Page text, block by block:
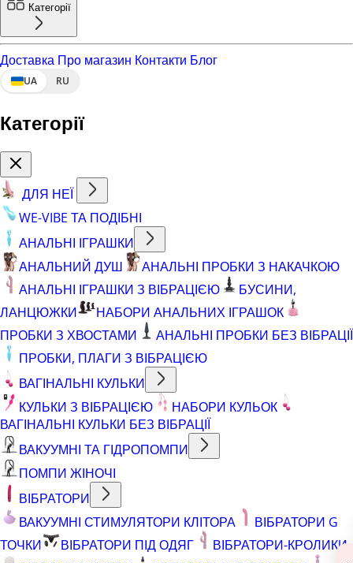
Категорії
Доставка Про магазин Контакти Блог
UA RU
Категорії
ДЛЯ НЕЇ
WE-VIBE ТА ПОДІБНІ
АНАЛЬНІ ІГРАШКИ
АНАЛЬНИЙ ДУШ
АНАЛЬНІ ПРОБКИ З НАКАЧКОЮ
АНАЛЬНІ ІГРАШКИ З ВІБРАЦІЄЮ
БУСИНИ,
ЛАНЦЮЖКИ
НАБОРИ АНАЛЬНИХ ІГРАШОК
ПРОБКИ З ХВОСТАМИ
АНАЛЬНІ ПРОБКИ БЕЗ ВІБРАЦІЇ
ПРОБКИ, ПЛАГИ З ВІБРАЦІЄЮ
ВАГІНАЛЬНІ КУЛЬКИ
КУЛЬКИ З ВІБРАЦІЄЮ
НАБОРИ КУЛЬОК
ВАГІНАЛЬНІ КУЛЬКИ БЕЗ ВІБРАЦІЇ
ВАКУУМНІ ТА ГІДРОПОМПИ
ПОМПИ ЖІНОЧІ
ВІБРАТОРИ
ВАКУУМНІ СТИМУЛЯТОРИ КЛІТОРА
ВІБРАТОРИ G
ТОЧКИ
ВІБРАТОРИ ПІД ОДЯГ
ВІБРАТОРИ-КРОЛИКИ